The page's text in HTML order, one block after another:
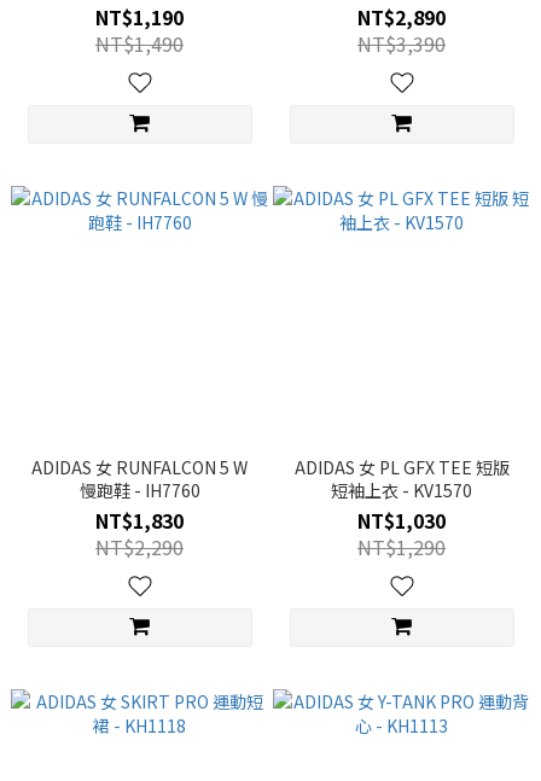
NT$1,190
NT$1,490
NT$2,890
NT$3,390
ADIDAS 女 RUNFALCON 5 W
慢跑鞋 - IH7760
NT$1,830
NT$2,290
ADIDAS 女 PL GFX TEE 短版
短袖上衣 - KV1570
NT$1,030
NT$1,290